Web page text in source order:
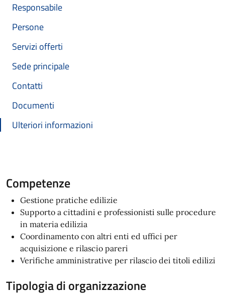
Responsabile
Persone
Servizi offerti
Sede principale
Contatti
Documenti
Ulteriori informazioni
Competenze
Gestione pratiche edilizie
Supporto a cittadini e professionisti sulle procedure
in materia edilizia
Coordinamento con altri enti ed uffici per
acquisizione e rilascio pareri
Verifiche amministrative per rilascio dei titoli edilizi
Tipologia di organizzazione